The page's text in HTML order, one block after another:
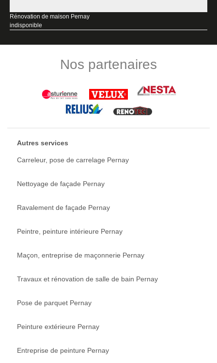
Rénovation de maison Pernay
indisponible
Nos partenaires
Autres services
Carreleur, pose de carrelage Pernay
Nettoyage de façade Pernay
Ravalement de façade Pernay
Peintre, peinture intérieure Pernay
Maçon, entreprise de maçonnerie Pernay
Travaux et rénovation de salle de bain Pernay
Pose de parquet Pernay
Peinture extérieure Pernay
Entreprise de peinture Pernay